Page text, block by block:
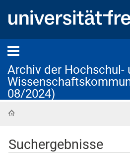
Archiv der Hochschul-
08/2024)
Suchergebnisse